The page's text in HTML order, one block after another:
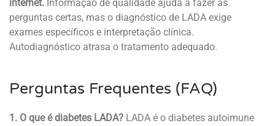
internet. Informação de qualidade ajuda a fazer as
perguntas certas, mas o diagnóstico de LADA exige
exames específicos e interpretação clínica.
Autodiagnóstico atrasa o tratamento adequado.
Perguntas Frequentes (FAQ)
1. O que é diabetes LADA? LADA é o diabetes autoimune